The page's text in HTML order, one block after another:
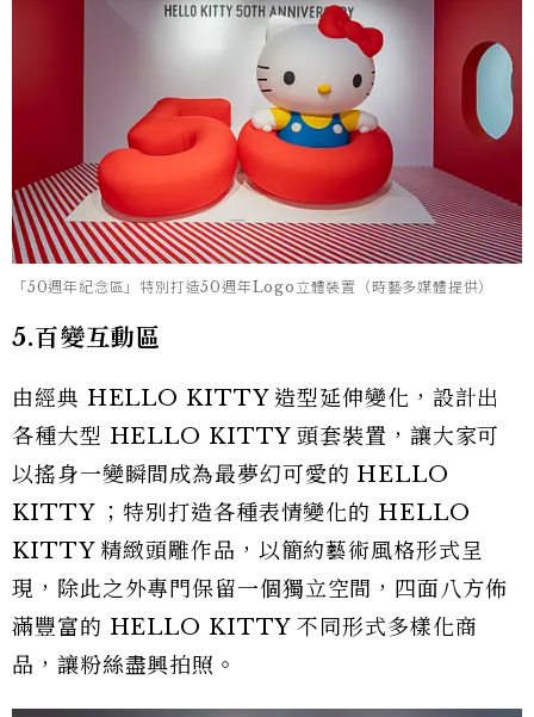
「50週年紀念區」特別打造50週年Logo立體裝置（時藝多媒體提供）
5.百變互動區
由經典 HELLO KITTY 造型延伸變化，設計出
各種大型 HELLO KITTY 頭套裝置，讓大家可
以搖身一變瞬間成為最夢幻可愛的 HELLO
KITTY ；特別打造各種表情變化的 HELLO
KITTY 精緻頭雕作品，以簡約藝術風格形式呈
現，除此之外專門保留一個獨立空間，四面八方佈
滿豐富的 HELLO KITTY 不同形式多樣化商
品，讓粉絲盡興拍照。